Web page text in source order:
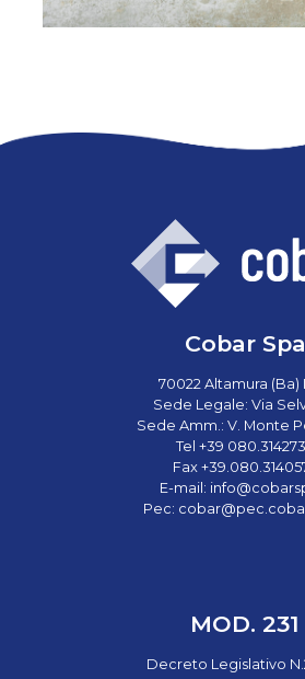
Cobar Spa
70022 Altamura (Ba)
Sede Legale: Via
Sede Amm.: V. Monte
Tel +39
Fax
E-mail:
Pec:
MOD. 231
Decreto Legislativo